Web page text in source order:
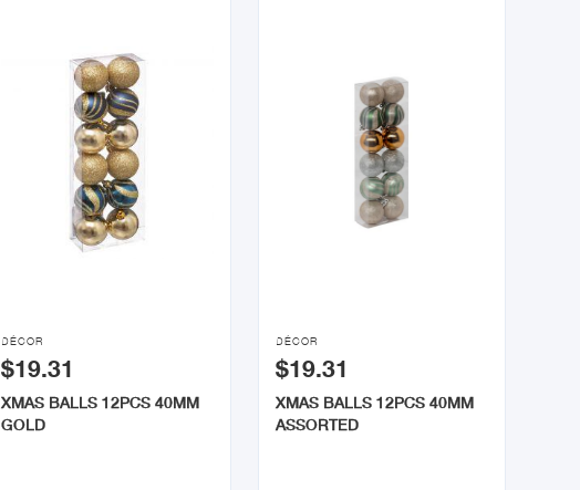

DÉCOR
$19.31
XMAS BALLS 12PCS 40MM
GOLD

DÉCOR
$19.31
XMAS BALLS 12PCS 40MM
ASSORTED